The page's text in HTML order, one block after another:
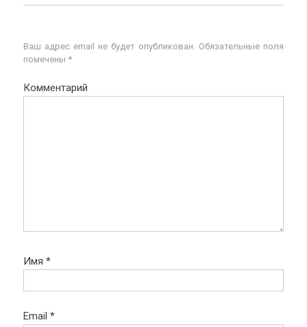
Ваш адрес email не будет опубликован. Обязательные поля
помечены *
Комментарий
Имя *
Email *